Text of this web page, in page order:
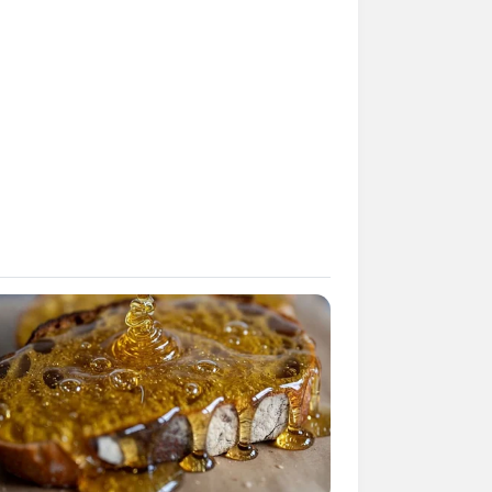
Stil von Barock und Rokoko
Markgrafen zu den schönsten
Fuchs-Garten und weiteren
hier Kaspar Hauser 1833 seine
benötigt das Museum in
archäologische Sammlung sind
Hauser, der berühmtesten Person,